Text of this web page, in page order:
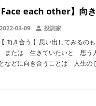
Face each other】向
2022-03-09 投詞家
向き合う 】思い出してみるの
たは 生きていたいと 思う
などに向き合うことは 人生の